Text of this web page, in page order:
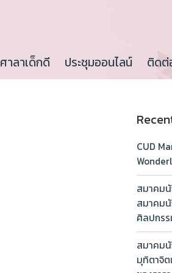
ศาลาเด็กดี ประชุมออนไลน์ ติดต่
CUD
สมาคมนั
สมาคมนั
ศิลปกรร
สมาคมนั
มุทิตาจิต